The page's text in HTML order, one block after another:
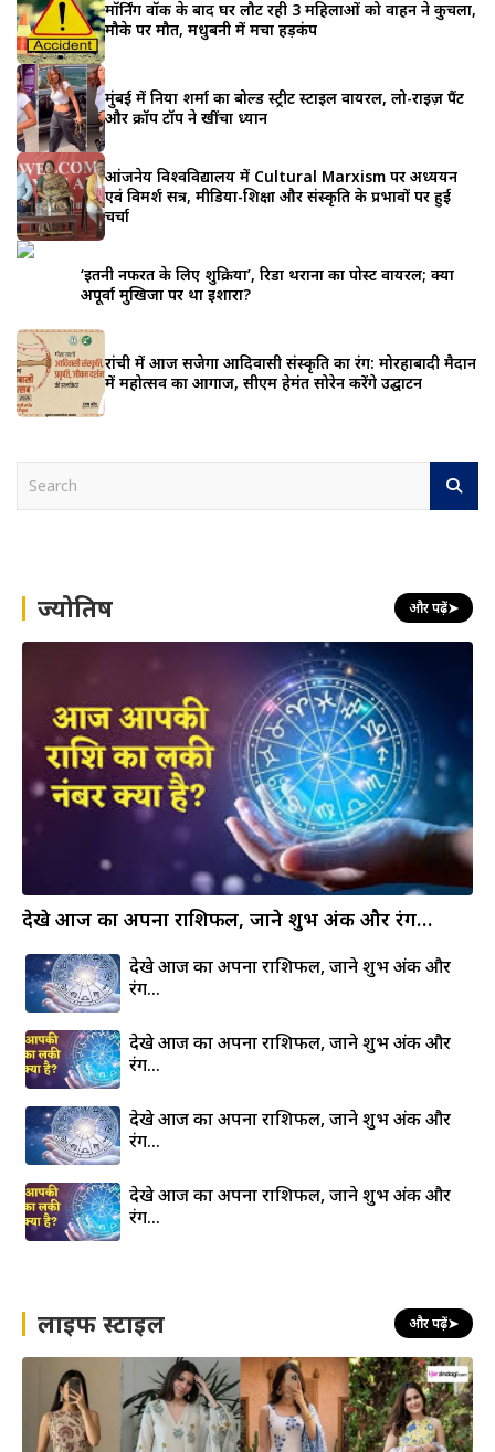
मॉर्निंग वॉक के बाद घर लौट रही 3 महिलाओं को वाहन ने कुचला,
मौके पर मौत, मधुबनी में मचा हड़कंप
मुंबई में निया शर्मा का बोल्ड स्ट्रीट स्टाइल वायरल, लो-राइज़ पैंट
और क्रॉप टॉप ने खींचा ध्यान
आंजनेय विश्वविद्यालय में Cultural Marxism पर अध्ययन
एवं विमर्श सत्र, मीडिया-शिक्षा और संस्कृति के प्रभावों पर हुई
चर्चा
‘इतनी नफरत के लिए शुक्रिया’, रिडा थराना का पोस्ट वायरल; क्या
अपूर्वा मुखिजा पर था इशारा?
रांची में आज सजेगा आदिवासी संस्कृति का रंग: मोरहाबादी मैदान
में महोत्सव का आगाज, सीएम हेमंत सोरेन करेंगे उद्घाटन
h ज्योतिष और पढ़ें➤
देखे आज का अपना राशिफल, जाने शुभ अंक और रंग…
देखे आज का अपना राशिफल, जाने शुभ अंक और
रंग…
देखे आज का अपना राशिफल, जाने शुभ अंक और
रंग…
देखे आज का अपना राशिफल, जाने शुभ अंक और
रंग…
देखे आज का अपना राशिफल, जाने शुभ अंक और
रंग…
लाइफ स्टाइल और पढ़ें➤